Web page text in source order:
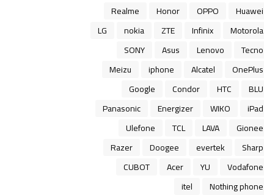
Huawei
OPPO
Honor
Realme
Motorola
Infinix
ZTE
nokia
LG
Tecno
Lenovo
Asus
SONY
OnePlus
Alcatel
iphone
Meizu
BLU
HTC
Condor
Google
iPad
WIKO
Energizer
Panasonic
Gionee
LAVA
TCL
Ulefone
Sharp
evertek
Doogee
Razer
Vodafone
YU
Acer
CUBOT
Nothing phone
itel